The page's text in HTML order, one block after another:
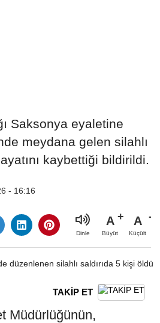
Saksonya eyaletine
meydana gelen silahlı
kaybettiği bildirildi.
- 16:16
Dinle
A
Büyüt
A
Küçült
TAKİP ET
Müdürlüğünün,